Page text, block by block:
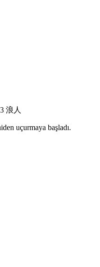
浪人
uçurmaya başladı.